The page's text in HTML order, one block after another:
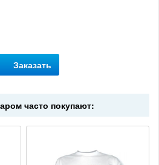
Заказать
часто покупают: